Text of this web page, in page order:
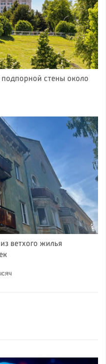
стены около
ветхого жилья